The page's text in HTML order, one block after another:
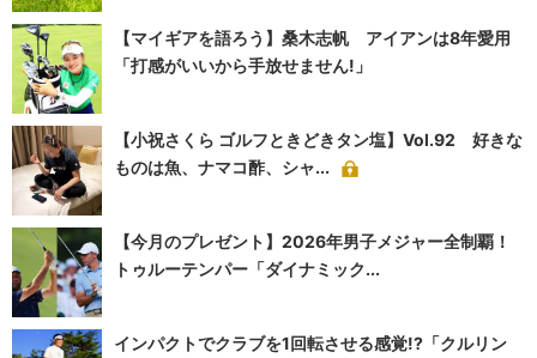
【マイギアを語ろう】桑木志帆 アイアンは8年愛用
「打感がいいから手放せません!」
【小祝さくら ゴルフときどきタン塩】Vol.92 好きな
ものは魚、ナマコ酢、シャ...
【今月のプレゼント】2026年男子メジャー全制覇！
トゥルーテンパー「ダイナミック...
インパクトでクラブを1回転させる感覚!?「クルリン